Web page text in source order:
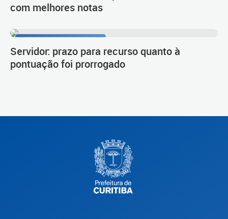
com melhores notas
Servidor: prazo para recurso quanto à
pontuação foi prorrogado